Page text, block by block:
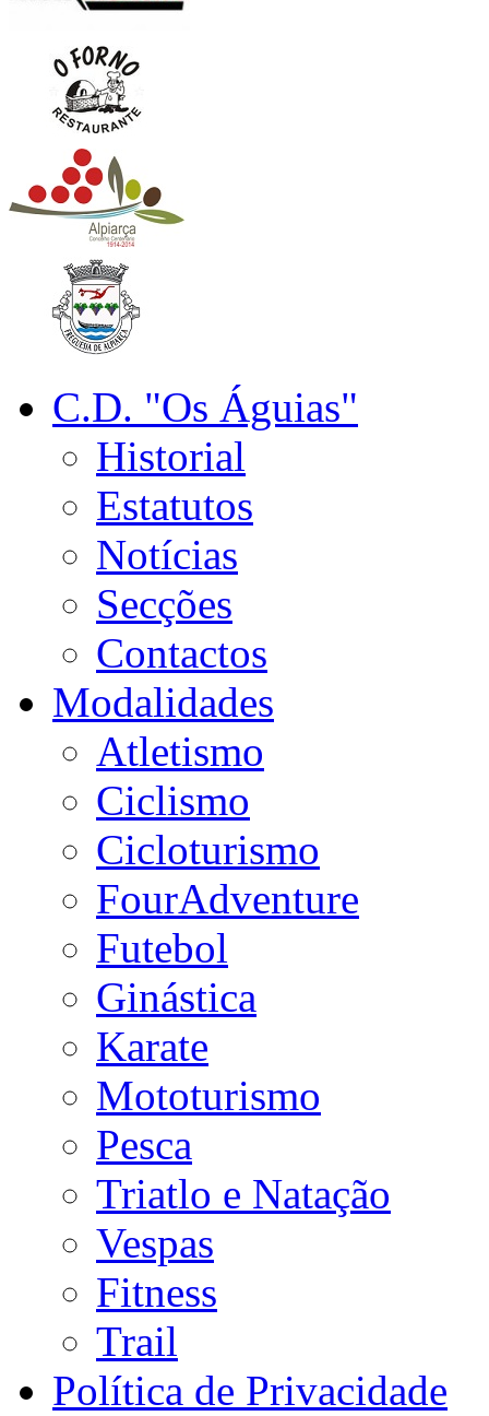
C.D. "Os Águias"
Historial
Estatutos
Notícias
Secções
Contactos
Modalidades
Atletismo
Ciclismo
Cicloturismo
FourAdventure
Futebol
Ginástica
Karate
Mototurismo
Pesca
Triatlo e Natação
Vespas
Fitness
Trail
Política de Privacidade